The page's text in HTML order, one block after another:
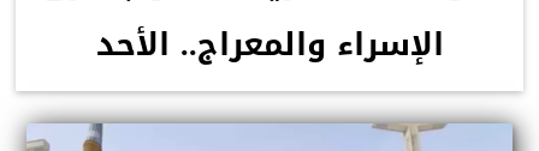
الإسراء والمعراج.. الأحد